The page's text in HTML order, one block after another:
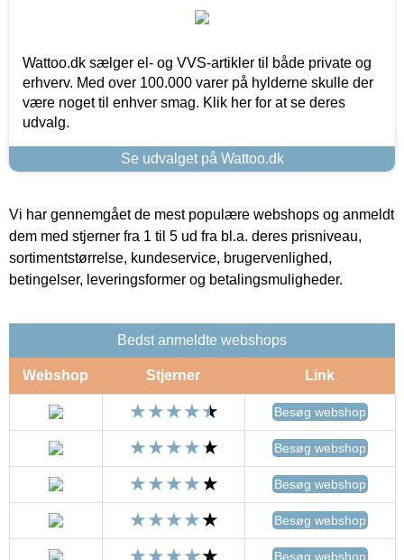
Wattoo.dk sælger el- og VVS-artikler til både private og
erhverv. Med over 100.000 varer på hylderne skulle der
være noget til enhver smag. Klik her for at se deres
udvalg.
Se udvalget på Wattoo.dk
Vi har gennemgået de mest populære webshops og anmeldt
dem med stjerner fra 1 til 5 ud fra bl.a. deres prisniveau,
sortimentstørrelse, kundeservice, brugervenlighed,
betingelser, leveringsformer og betalingsmuligheder.
Bedst anmeldte webshops
Webshop Stjerner Link
Besøg webshop
Besøg webshop
Besøg webshop
Besøg webshop
Besøg webshop